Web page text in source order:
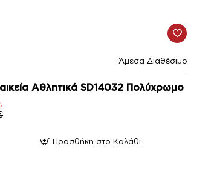
Άμεσα Διαθέσιμο
Αθλητικά SD14032 Πολύχρωμο
Προσθήκη στο Καλάθι